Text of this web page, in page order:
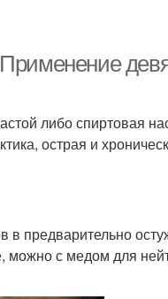
либо спиртовая
острая и
в предварительно
можно с медом для